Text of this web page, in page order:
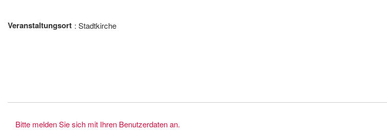
Veranstaltungsort Stadtkirche
Bitte melden Sie sich mit Ihren Benutzerdaten an.